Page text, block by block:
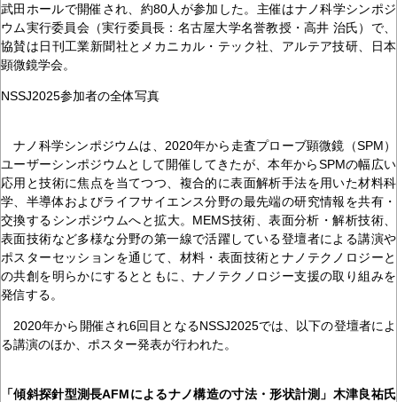
武田ホールで開催され、約80人が参加した。主催はナノ科学シンポジ
ウム実行委員会（実行委員長：名古屋大学名誉教授・高井 治氏）で、
協賛は日刊工業新聞社とメカニカル・テック社、アルテア技研、日本
顕微鏡学会。
NSSJ2025参加者の全体写真
ナノ科学シンポジウムは、2020年から走査プローブ顕微鏡（SPM）
ユーザーシンポジウムとして開催してきたが、本年からSPMの幅広い
応用と技術に焦点を当てつつ、複合的に表面解析手法を用いた材料科
学、半導体およびライフサイエンス分野の最先端の研究情報を共有・
交換するシンポジウムへと拡大。MEMS技術、表面分析・解析技術、
表面技術など多様な分野の第一線で活躍している登壇者による講演や
ポスターセッションを通じて、材料・表面技術とナノテクノロジーと
の共創を明らかにするとともに、ナノテクノロジー支援の取り組みを
発信する。
2020年から開催され6回目となるNSSJ2025では、以下の登壇者によ
る講演のほか、ポスター発表が行われた。
「傾斜探針型測長AFMによるナノ構造の寸法・形状計測」木津良祐氏